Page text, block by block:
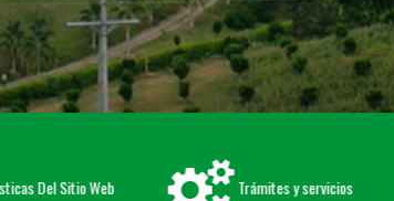
Del Sitio Web Trámites y servicios